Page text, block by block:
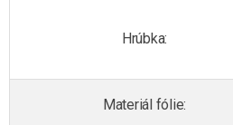
Hrúbka:
Materiál fólie: